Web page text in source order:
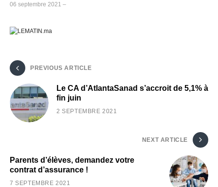
06 septembre 2021 –
PREVIOUS ARTICLE
Le CA d’AtlantaSanad s’accroit de 5,1% à
fin juin
2 SEPTEMBRE 2021
NEXT ARTICLE
Parents d’élèves, demandez votre
contrat d’assurance !
7 SEPTEMBRE 2021